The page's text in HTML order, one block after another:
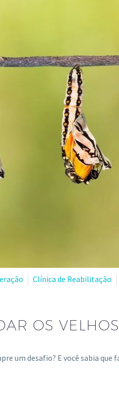
Clínica de Reabilitação
OS
um desafio? E você sabia